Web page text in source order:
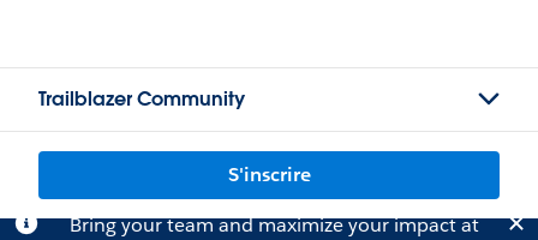
Trailblazer Community
S'inscrire
Bring your team and maximize your impact at